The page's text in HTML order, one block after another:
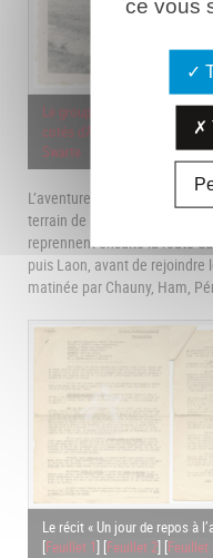
Le groupe sur le Chemin des
cotés d'Alphonse Hanras et
Swarte
L’aventure d’Amédée de
terrain de leurs souvenirs de
reprennent ensuite la route
puis Laon, avant de rejoindre
matinée par Chauny, Ham,
Le récit « Un jour de repos à
[Feuillet 1] [Feuillet 2] [Feuillet
ce vous